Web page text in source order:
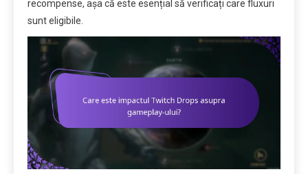
recompense, așa că este esențial să verificați care fluxuri
sunt eligibile.